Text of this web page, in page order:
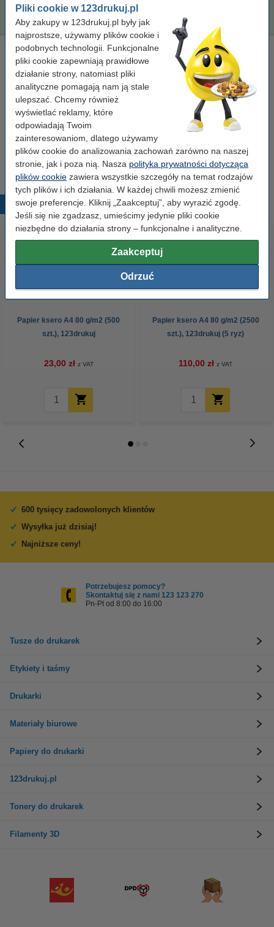
Pliki cookie w 123drukuj.pl
Aby zakupy w 123drukuj.pl były jak
najprostsze, używamy plików cookie i
podobnych technologii. Funkcjonalne
pliki cookie zapewniają prawidłowe
działanie strony, natomiast pliki
analityczne pomagają nam ją stale
ulepszać. Chcemy również
wyświetlać reklamy, które
odpowiadają Twoim
zainteresowaniom, dlatego używamy
plików cookie do analizowania zachowań zarówno na naszej
stronie, jak i poza nią. Nasza polityka prywatności dotycząca
plików cookie zawiera wszystkie szczegóły na temat rodzajów
tych plików i ich działania. W każdej chwili możesz zmienić
swoje preferencje. Kliknij „Zaakceptuj”, aby wyrazić zgodę.
Jeśli się nie zgadzasz, umieścimy jedynie pliki cookie
niezbędne do działania strony – funkcjonalne i analityczne.
Zaakceptuj
Odrzuć
699,00 zł
Ściereczka do czyszczenia drukarki laserowej
ściereczka do czyszczenia 43 x 32 cm
żółty
999058
Kliknij i sprawdź całą specyfikacje
Dostępny
7,50 zł Zamawiam
Popularne produkty
Papier ksero A4 80 g/m2 (500
szt.), 123drukuj
23,00 zł z VAT
Papier ksero A4 80 g/m2 (2500
szt.), 123drukuj (5 ryz)
110,00 zł z VAT
600 tysięcy zadowolonych klientów
Wysyłka już dzisiaj!
Najniższe ceny!
Potrzebujesz pomocy?
Skontaktuj się z nami 123 123 270
Pn-Pt od 8:00 do 16:00
Tusze do drukarek
Etykiety i taśmy
Drukarki
Materiały biurowe
Papiery do drukarki
123drukuj.pl
Tonery do drukarek
Filamenty 3D